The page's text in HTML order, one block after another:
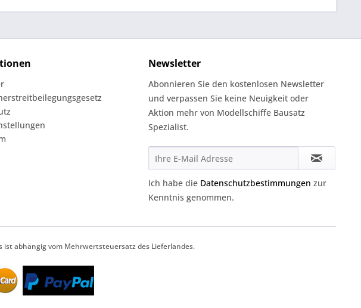
Newsletter
Abonnieren Sie den kostenlosen Newsletter
und verpassen Sie keine Neuigkeit oder
Aktion mehr von Modellschiffe Bausatz
Spezialist.
Ich habe die Datenschutzbestimmungen zur
Kenntnis genommen.
ist abhängig vom Mehrwertsteuersatz des Lieferlandes.